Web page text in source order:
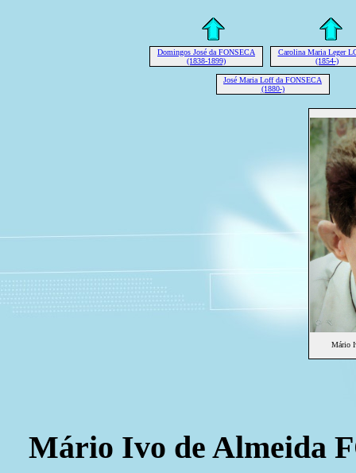
Domingos José da FONSECA
(1838-1899)
Carolina Maria Leger
(1854-)
José Maria Loff da FONSECA
(1880-)
Mário
Mário Ivo de Almeida